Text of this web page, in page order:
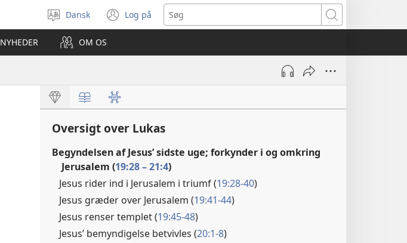
Vælg
sprog
Dansk Log på
(åbner
nyt
Søg
NYHEDER OM OS
Oversigt over Lukas
Begyndelsen af Jesus’ sidste uge; forkynder i og omkring
Jerusalem (19:28 – 21:4)
Jesus rider ind i Jerusalem i triumf (19:28-40)
Jesus græder over Jerusalem (19:41-44)
Jesus renser templet (19:45-48)
Jesus’ bemyndigelse betvivles (20:1-8)